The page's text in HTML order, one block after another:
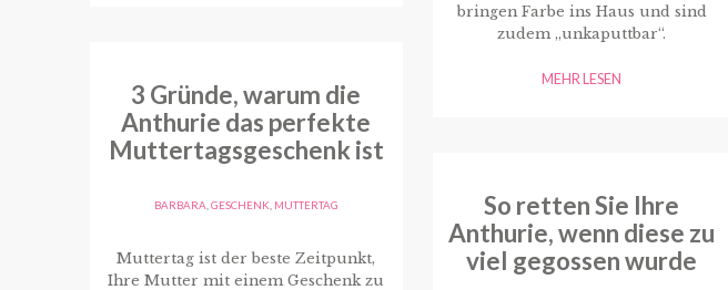
3 Gründe, warum die
Anthurie das perfekte
Muttertagsgeschenk ist
BARBARA GESCHENK MUTTERTAG
Muttertag ist der beste Zeitpunkt,
Ihre Mutter mit einem Geschenk zu
bringen Farbe ins Haus und sind
zudem „unkaputtbar“.
MEHR LESEN
So retten Sie Ihre
Anthurie, wenn diese zu
viel gegossen wurde